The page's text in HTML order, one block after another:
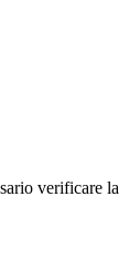
verificare la